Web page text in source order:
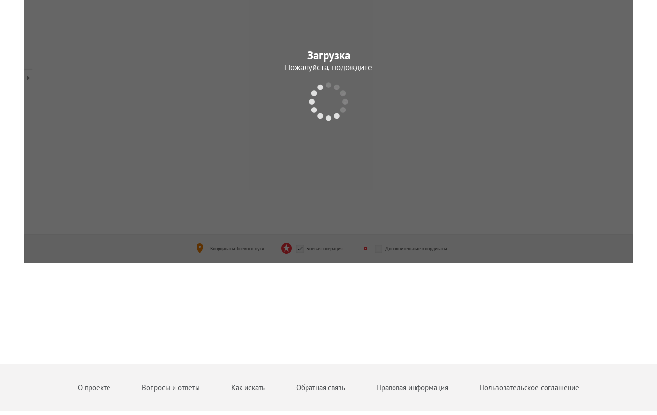
Координаты боевого пути Боевая операция Дополнительные координаты
Загрузка
Пожалуйста, подождите
О проекте Вопросы и ответы Как искать Обратная связь Правовая информация Пользовательское соглашение